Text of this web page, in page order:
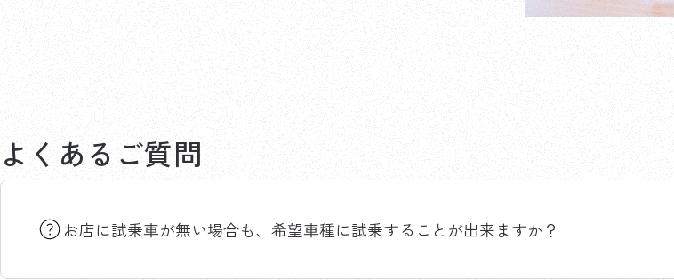
よくあるご質問
お店に試乗車が無い場合も、希望車種に試乗することが出来ますか？